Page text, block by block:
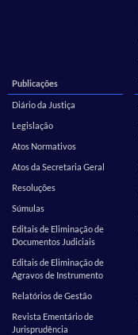
Publicações
Diário da Justiça
Legislação
Atos Normativos
Atos da Secretaria Geral
Resoluções
Súmulas
Editais de Eliminação de
Documentos Judiciais
Editais de Eliminação de
Agravos de Instrumento
Relatórios de Gestão
Revista Ementário de
Jurisprudência